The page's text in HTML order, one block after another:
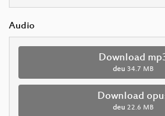
Audio
Download
deu 34.7 MB
Download
deu 22.6 MB